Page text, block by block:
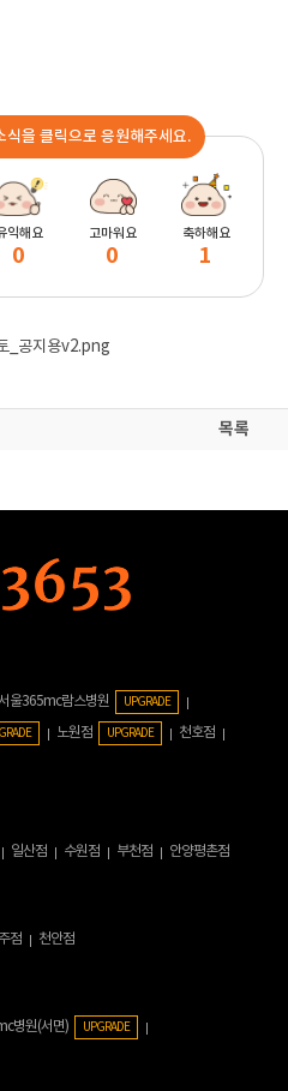
식을 클릭으로 응원해주세요.
익해요
0
고마워요
0
축하해요
1
목록
울365mc람스병원 UPGRADE
노원점 UPGRADE
천호점
일산점 수원점 부천점 안양평촌점
점 천안점
병원(서면) UPGRADE